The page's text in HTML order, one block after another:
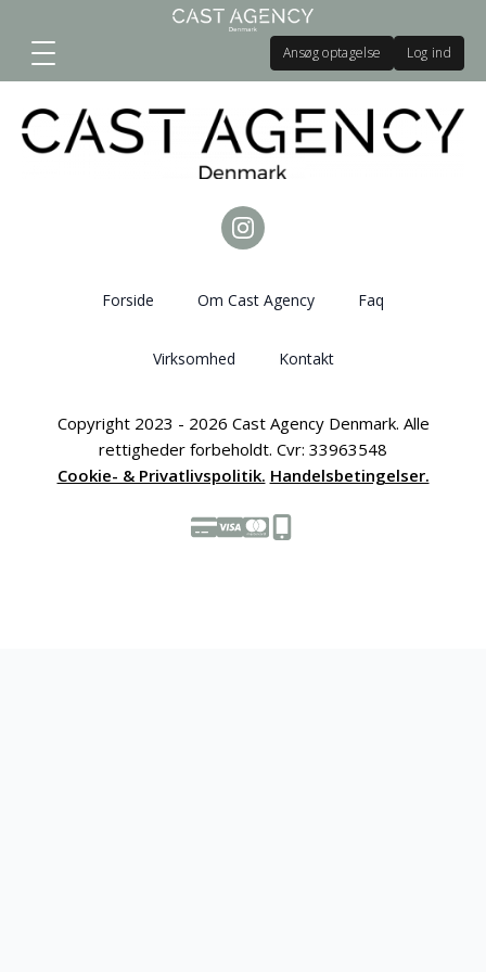
Ansøg optagelse Log ind
Forside Om Cast Agency Faq
Virksomhed Kontakt
Copyright 2023 - 2026 Cast Agency Denmark. Alle
rettigheder forbeholdt. Cvr: 33963548
Cookie- & Privatlivspolitik. Handelsbetingelser.